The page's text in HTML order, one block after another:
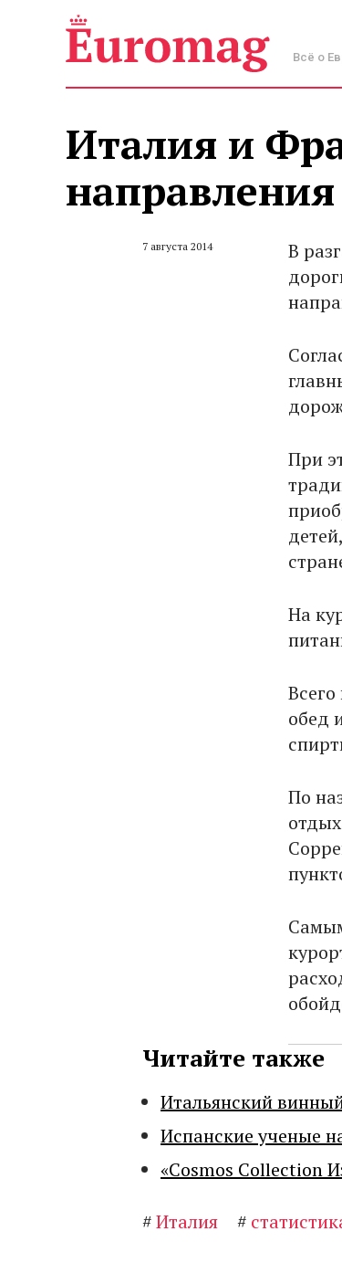
Всё о
Италия и
направления
7 августа 2014
В
При
На
обед
По
Читайте также
Итальянский
Испанские ученые
«Cosmos Collection
#Италия #